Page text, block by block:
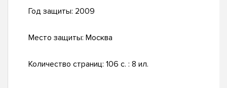
Год защиты: 2009
Место защиты: Москва
Количество страниц: 106 с. : 8 ил.